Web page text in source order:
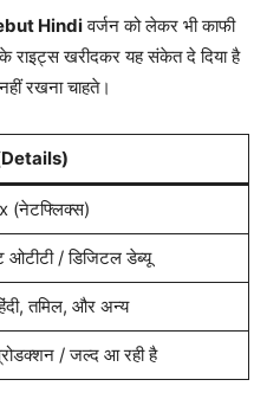
Hindiवर्जन को लेकर भी काफी
राइट्स खरीदकर यह संकेत दे दिया है
रखना चाहते।
(नेटफ्लिक्स)
ओटीटी / डिजिटल डेब्यू
तमिल, और अन्य
/ जल्द आ रही है